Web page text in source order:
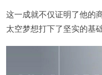
这一成就不仅证明了他的
太空梦想打下了坚实的基础